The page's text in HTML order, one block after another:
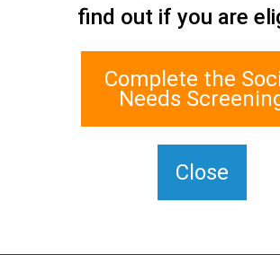
스태튼 아일랜드, 뉴욕
find out if you are
Complete the
Needs
Close